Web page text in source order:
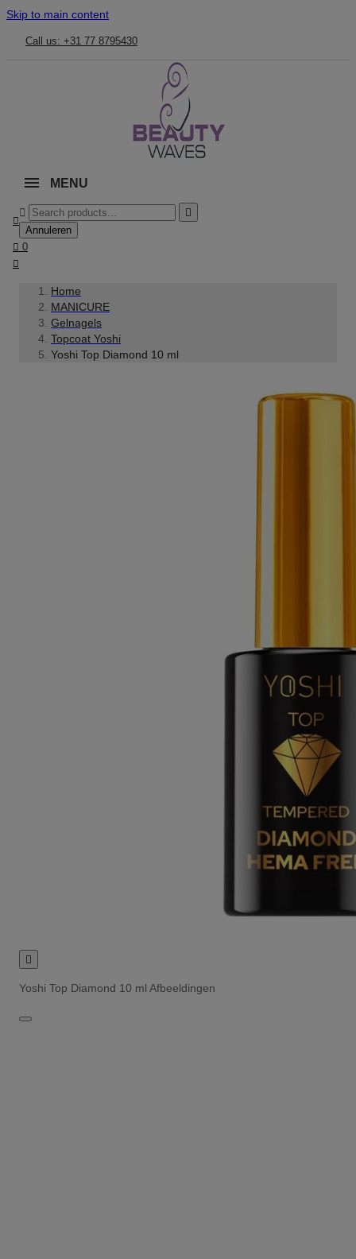
Skip to main content
Call us: +31 77 8795430
MENU



Annuleren
 0

Home
MANICURE
Gelnagels
Topcoat Yoshi
Yoshi Top Diamond 10 ml

Yoshi Top Diamond 10 ml Afbeeldingen